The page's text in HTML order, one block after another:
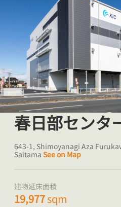
春日部センタ
643-1, Shimoyanagi Aza
Saitama See on Map
建物延床面積
19,977sqm